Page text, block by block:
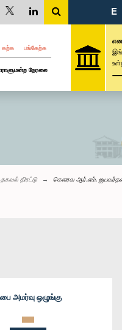
E
கற்க பங்கேற்க
நேரலை
திரட்டு கௌரவ ஆர்.எம்.
அமர்வு ஒழுங்கு